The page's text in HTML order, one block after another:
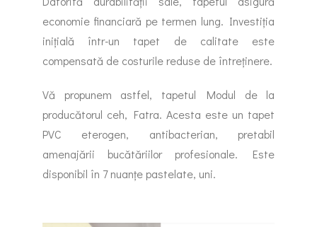
economie financiară pe termen lung. Investiția
inițială într-un tapet de calitate este
compensată de costurile reduse de întreținere.
Vă propunem astfel, tapetul Modul de la
producătorul ceh, Fatra. Acesta este un tapet
PVC eterogen, antibacterian, pretabil
amenajării bucătăriilor profesionale. Este
disponibil în 7 nuanțe pastelate, uni.